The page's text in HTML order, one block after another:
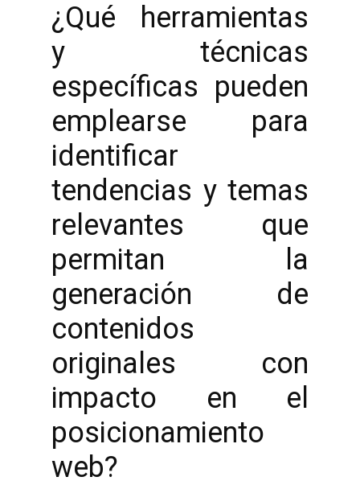
¿Qué herramientas
y técnicas
específicas pueden
emplearse para
identificar
tendencias y temas
relevantes que
permitan la
generación de
contenidos
originales con
impacto en el
posicionamiento
web?